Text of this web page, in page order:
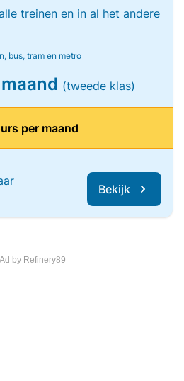
treinen en in al het andere
bus, tram en metro
(tweede klas)
per maand
Bekijk
by Refinery89